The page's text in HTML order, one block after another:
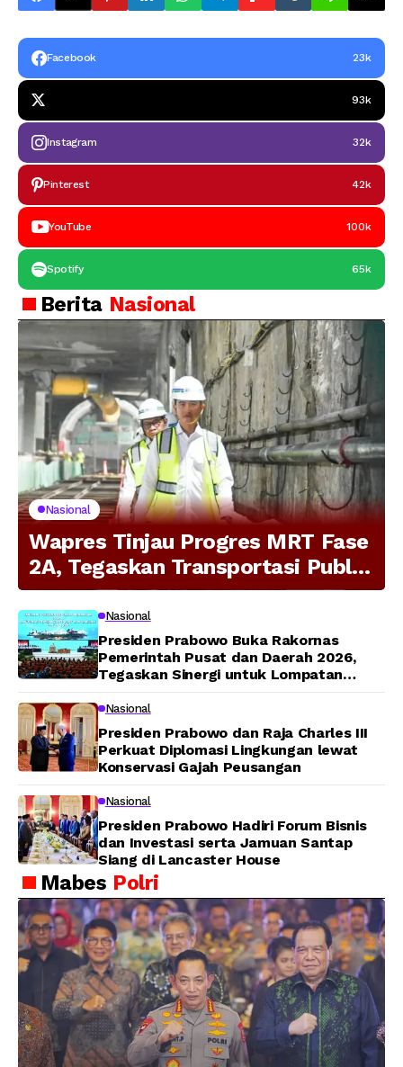
Facebook 23k
93k
Instagram 32k
Pinterest 42k
YouTube 100k
Spotify 65k
Berita Nasional
Nasional
Wapres Tinjau Progres MRT Fase
2A, Tegaskan Transportasi Publik
Modern Jadi Prioritas Nasional
Nasional
Presiden Prabowo Buka Rakornas
Pemerintah Pusat dan Daerah 2026,
Tegaskan Sinergi untuk Lompatan
Nasional
Presiden Prabowo dan Raja Charles III
Perkuat Diplomasi Lingkungan lewat
Konservasi Gajah Peusangan
Nasional
Presiden Prabowo Hadiri Forum Bisnis
dan Investasi serta Jamuan Santap
Siang di Lancaster House
Mabes Polri